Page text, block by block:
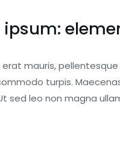
mauris,
turpis.
sed leo non magna